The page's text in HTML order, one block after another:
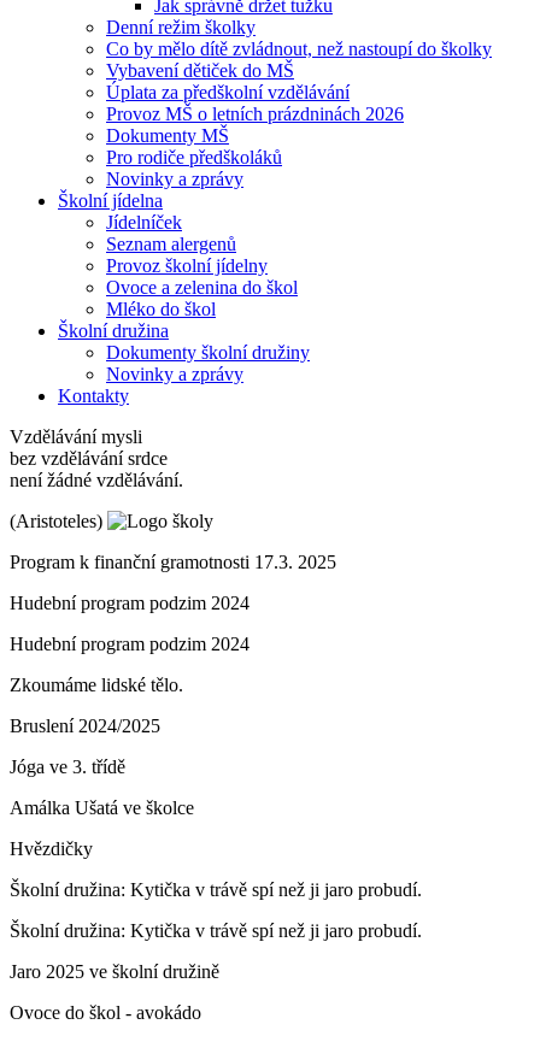
Jak správně držet tužku
Denní režim školky
Co by mělo dítě zvládnout, než nastoupí do školky
Vybavení dětiček do MŠ
Úplata za předškolní vzdělávání
Provoz MŠ o letních prázdninách 2026
Dokumenty MŠ
Pro rodiče předškoláků
Novinky a zprávy
Školní jídelna
Jídelníček
Seznam alergenů
Provoz školní jídelny
Ovoce a zelenina do škol
Mléko do škol
Školní družina
Dokumenty školní družiny
Novinky a zprávy
Kontakty
Vzdělávání mysli
bez vzdělávání srdce
není žádné vzdělávání.
(Aristoteles)
Program k finanční gramotnosti 17.3. 2025
Hudební program podzim 2024
Hudební program podzim 2024
Zkoumáme lidské tělo.
Bruslení 2024/2025
Jóga ve 3. třídě
Amálka Ušatá ve školce
Hvězdičky
Školní družina: Kytička v trávě spí než ji jaro probudí.
Školní družina: Kytička v trávě spí než ji jaro probudí.
Jaro 2025 ve školní družině
Ovoce do škol - avokádo